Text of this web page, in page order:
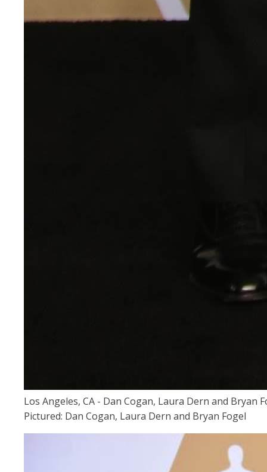
Los Angeles, CA - Dan Cogan, Laura Dern and
Pictured: Dan Cogan, Laura Dern and Bryan Fogel